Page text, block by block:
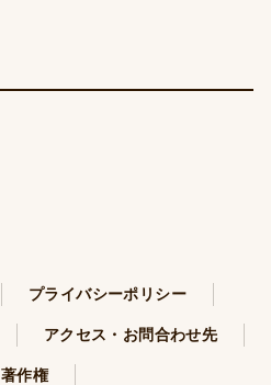
プライバシーポリシー
アクセス・お問合わせ先
著作権